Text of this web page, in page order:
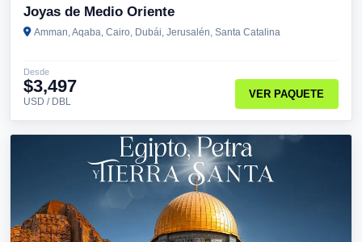
Joyas de Medio Oriente
Amman, Aqaba, Cairo, Dubái, Jerusalén, Santa Catalina
Desde
$3,497
USD / DBL
VER PAQUETE